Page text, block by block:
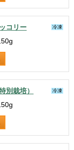
コリー 冷凍
別栽培） 冷凍